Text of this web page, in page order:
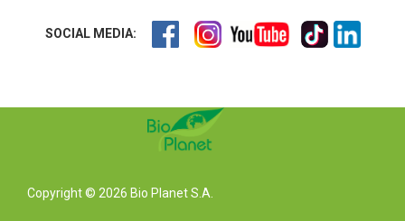
SOCIAL MEDIA:
Copyright © 2026 Bio Planet S.A.